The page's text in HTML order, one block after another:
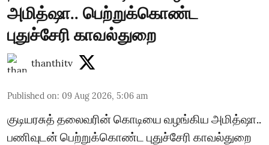
அமித்ஷா.. பெற்றுக்கொண்ட
புதுச்சேரி காவல்துறை
thanthitv
Published on: 09 Aug 2026, 5:06 am
குடியரசுத் தலைவரின் கொடியை வழங்கிய அமித்ஷா..
பணிவுடன் பெற்றுக்கொண்ட புதுச்சேரி காவல்துறை